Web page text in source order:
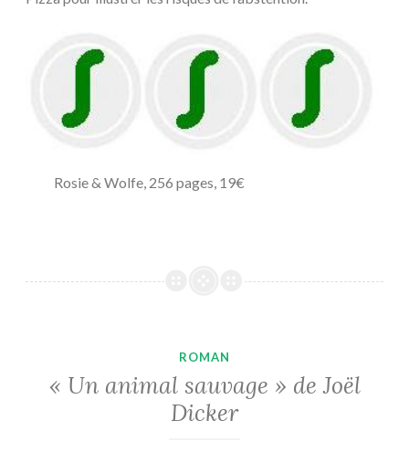
Rosie & Wolfe, 256 pages, 19€
ROMAN
« Un animal sauvage » de Joël
Dicker